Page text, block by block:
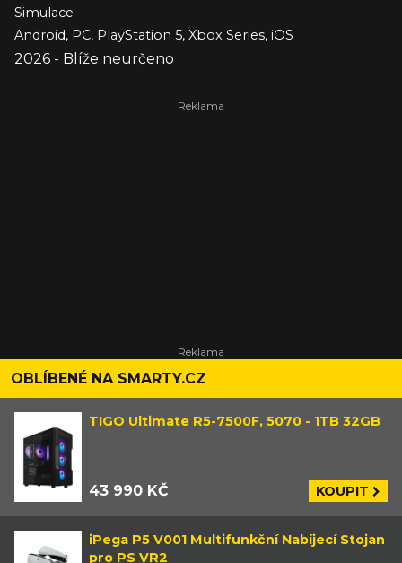
Simulace
Android, PC, PlayStation 5, Xbox Series, iOS
2026 - Blíže neurčeno
OBLÍBENÉ NA SMARTY.CZ
TIGO Ultimate R5-7500F, 5070 - 1TB 32GB
43 990 KČ KOUPIT
iPega P5 V001 Multifunkční Nabíjecí Stojan
pro PS VR2